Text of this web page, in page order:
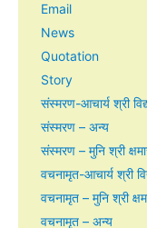
Email
News
Quotation
Story
संस्मरण-आचार्य श्री
संस्मरण – अन्य
संस्मरण – मुनि श्री
वचनामृत-आचार्य श्री
वचनामृत – मुनि श्री
वचनामृत – अन्य